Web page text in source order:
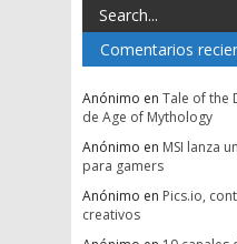
Comentarios
Anónimo en Tale of the
de Age of Mythology
Anónimo en MSI lanza
para gamers
Anónimo en Pics.io,
creativos